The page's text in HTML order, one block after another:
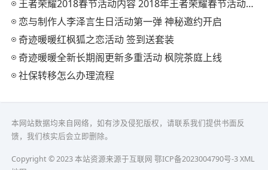
王者荣耀2018春节活动内容 2018年王者荣耀春节活动大全
恋与制作人李泽言生日活动第一弹 神秘邀约开启
奇迹暖暖红枫狐之恋活动 签到送套装
奇迹暖暖全新长期阁更新多重活动 枫院茶庭上线
社保转移怎么办理流程
本网站数据均来自网络，如有涉及侵犯版权，请联系我们提供书面反
馈，我们核实后会立即删除。
Copyright © 2023 本站资源来源于互联网 鄂ICP备2023004790号-3XML